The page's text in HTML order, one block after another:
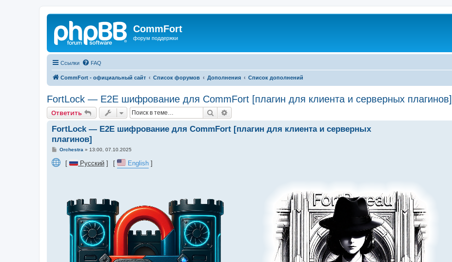
CommFort
форум поддержки
Ссылки FAQ
CommFort - официальный сайт Список форумов Дополнения Список дополнений
FortLock — E2E шифрование для CommFort [плагин для клиента и серверных плагинов]
Ответить Поиск
FortLock — E2E шифрование для CommFort [плагин для клиента и серверных
плагинов]
С
о
б
Orchestra » 13:00, 07.10.2025
⠀[ Русский ]⠀[ English ]